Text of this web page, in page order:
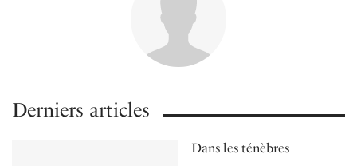
Derniers articles
Dans les ténèbres